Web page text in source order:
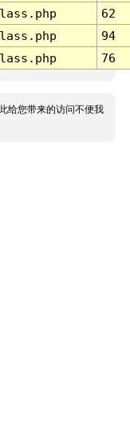
62
94
76
给您带来的访问不便我